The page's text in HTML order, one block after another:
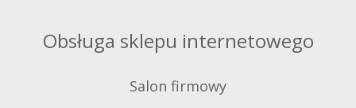
Obsługa sklepu internetowego
Salon firmowy